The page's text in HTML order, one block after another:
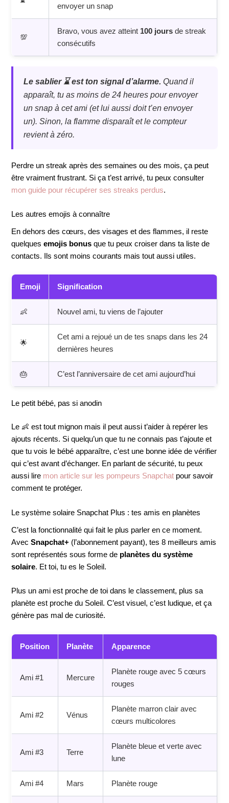
envoyer un snap
💯
Bravo, vous avez atteint 100 jours de streak
consécutifs
Le sablier ⌛ est ton signal d’alarme. Quand il
apparaît, tu as moins de 24 heures pour envoyer
un snap à cet ami (et lui aussi doit t’en envoyer
un). Sinon, la flamme disparaît et le compteur
revient à zéro.
Perdre un streak après des semaines ou des mois, ça peut
être vraiment frustrant. Si ça t’est arrivé, tu peux consulter
mon guide pour récupérer ses streaks perdus.
Les autres emojis à connaître
En dehors des cœurs, des visages et des flammes, il reste
quelquesemojis bonus que tu peux croiser dans ta liste de
contacts. Ils sont moins courants mais tout aussi utiles.
Emoji Signification
👶 Nouvel ami, tu viens de l’ajouter
🌟
Cet ami a rejoué un de tes snaps dans les 24
dernières heures
🎂 C’est l’anniversaire de cet ami aujourd’hui
Le petit bébé, pas si anodin
Le 👶 est tout mignon mais il peut aussi t’aider à repérer les
ajouts récents. Si quelqu’un que tu ne connais pas t’ajoute et
que tu vois le bébé apparaître, c’est une bonne idée de vérifier
qui c’est avant d’échanger. En parlant de sécurité, tu peux
aussi lire mon article sur les pompeurs Snapchat pour savoir
comment te protéger.
Le système solaire Snapchat Plus : tes amis en planètes
C’est la fonctionnalité qui fait le plus parler en ce moment.
AvecSnapchat+ (l’abonnement payant), tes 8 meilleurs amis
sont représentés sous forme de planètes du système
solaire. Et toi, tu es le Soleil.
Plus un ami est proche de toi dans le classement, plus sa
planète est proche du Soleil. C’est visuel, c’est ludique, et ça
génère pas mal de curiosité.
Position Planète Apparence
Ami #1 Mercure
Planète rouge avec 5 cœurs
rouges
Ami #2 Vénus
Planète marron clair avec
cœurs multicolores
Ami #3 Terre
Planète bleue et verte avec
lune
Ami #4 Mars Planète rouge